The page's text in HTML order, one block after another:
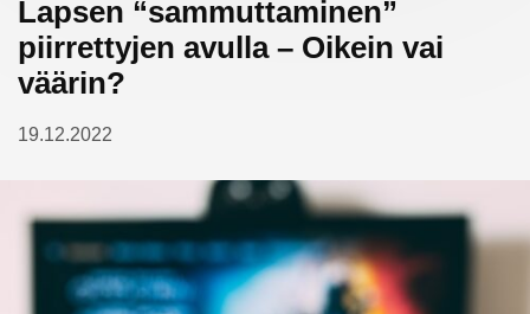
Lapsen “sammuttaminen”
piirrettyjen avulla – Oikein vai
väärin?
19.12.2022